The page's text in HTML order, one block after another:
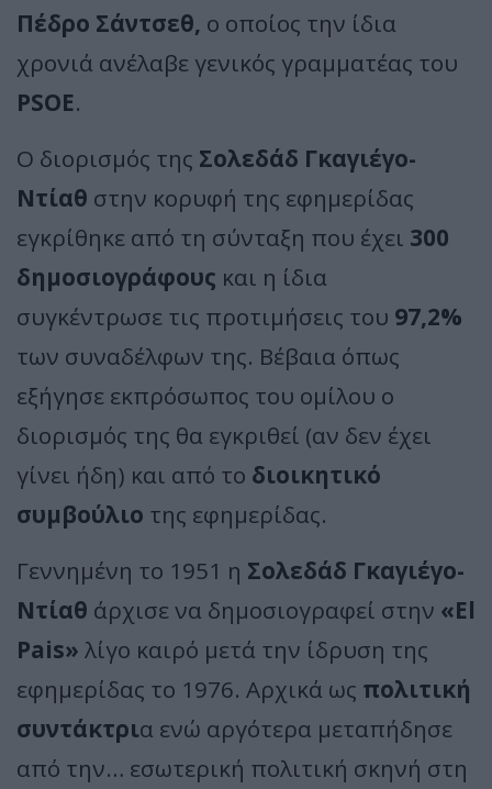
Πέδρο Σάντσεθ, ο οποίος την ίδια
χρονιά ανέλαβε γενικός γραμματέας του
PSOE.
Ο διορισμός της Σολεδάδ Γκαγιέγο-
Ντίαθ στην κορυφή της εφημερίδας
εγκρίθηκε από τη σύνταξη που έχει 300
δημοσιογράφους και η ίδια
συγκέντρωσε τις προτιμήσεις του 97,2%
των συναδέλφων της. Βέβαια όπως
εξήγησε εκπρόσωπος του ομίλου ο
διορισμός της θα εγκριθεί (αν δεν έχει
γίνει ήδη) και από το διοικητικό
συμβούλιο της εφημερίδας.
Γεννημένη το 1951 η Σολεδάδ Γκαγιέγο-
Ντίαθ άρχισε να δημοσιογραφεί στην «El
Pais» λίγο καιρό μετά την ίδρυση της
εφημερίδας το 1976. Αρχικά ως πολιτική
συντάκτρια ενώ αργότερα μεταπήδησε
από την… εσωτερική πολιτική σκηνή στη